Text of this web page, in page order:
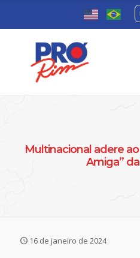
Multinacional adere
Amiga”
16 de janeiro de 2024